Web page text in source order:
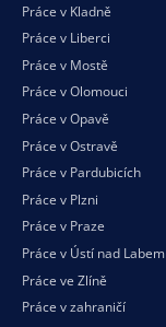
Práce v Kladně
Práce v Liberci
Práce v Mostě
Práce v Olomouci
Práce v Opavě
Práce v Ostravě
Práce v Pardubicích
Práce v Plzni
Práce v Praze
Práce v Ústí nad Labem
Práce ve Zlíně
Práce v zahraničí